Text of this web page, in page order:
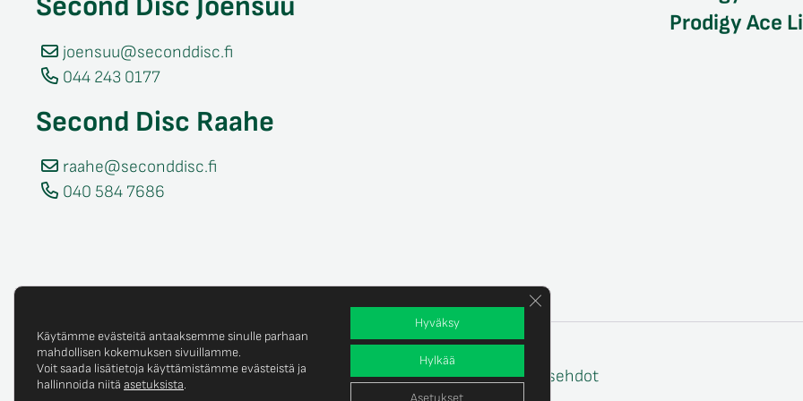
joensuu@seconddisc.fi
044 243 0177
Second Disc Raahe
raahe@seconddisc.fi
040 584 7686
Prodigy Ace
© Copyright 2025 Second Disc Oy Tietosuojaseloste Tilaus- ja toimitusehdot
Käytämme evästeitä antaaksemme sinulle parhaan
mahdollisen kokemuksen sivuillamme.
Voit saada lisätietoja käyttämistämme evästeistä ja
hallinnoida niitä asetuksista.
Hyväksy
Hylkää
Asetukset
Sulje evästebanneri